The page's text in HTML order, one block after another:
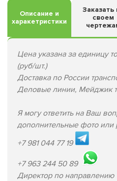
Описание и
харакетристики
Заказать
своем
Цена указана за единицу
(руб/шт.)
Доставка по России
Деловые линии, Мейджик
Я могу ответить на Ваш
дополнительные фото или
+7 981 044 77 19
+7 963 244 50 89
Директор по направлению